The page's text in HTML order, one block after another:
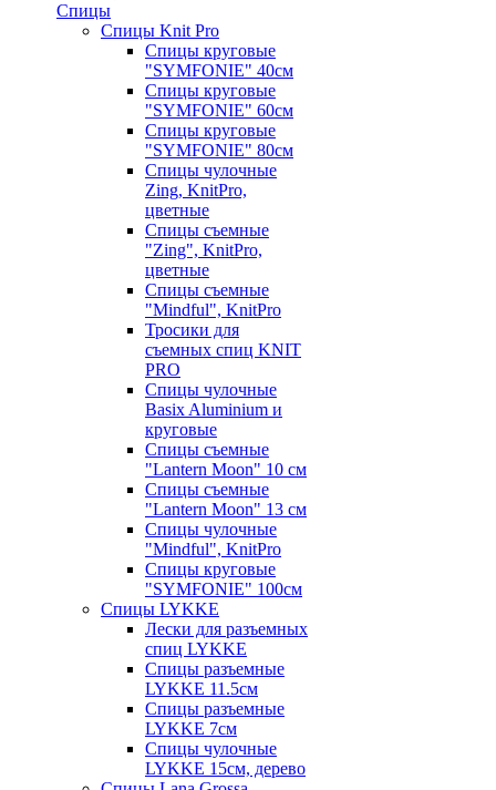
Спицы
Спицы Knit Pro
Спицы круговые
"SYMFONIE" 40см
Спицы круговые
"SYMFONIE" 60см
Спицы круговые
"SYMFONIE" 80см
Спицы чулочные
Zing, KnitPro,
цветные
Спицы съемные
"Zing", KnitPro,
цветные
Спицы съемные
"Mindful", KnitPro
Тросики для
съемных спиц KNIT
PRO
Спицы чулочные
Basix Aluminium и
круговые
Спицы съемные
"Lantern Moon" 10 см
Спицы съемные
"Lantern Moon" 13 см
Спицы чулочные
"Mindful", KnitPro
Спицы круговые
"SYMFONIE" 100см
Спицы LYKKE
Лески для разъемных
спиц LYKKE
Спицы разъемные
LYKKE 11.5см
Спицы разъемные
LYKKE 7см
Спицы чулочные
LYKKE 15см, дерево